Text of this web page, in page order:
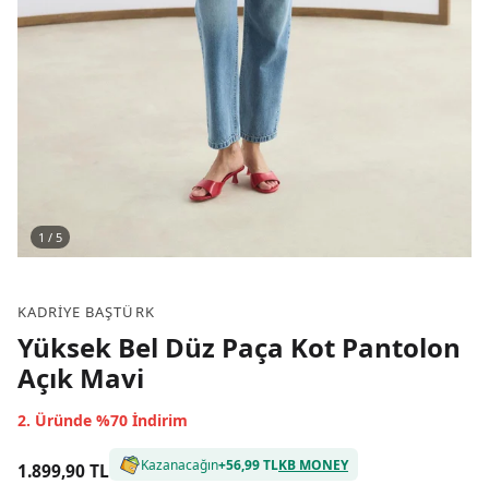
1 / 5
KADRIYE BAŞTÜRK
Yüksek Bel Düz Paça Kot Pantolon
Açık Mavi
2. Üründe %70 İndirim
1.899,90 TL Kazanacağın+56,99 TLKB MONEY